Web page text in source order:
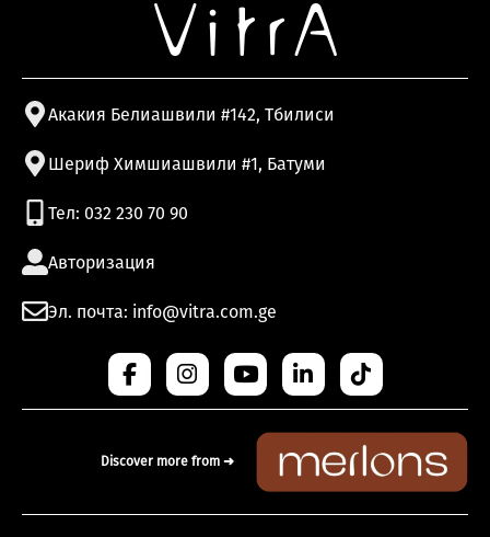
Акакия Белиашвили #142, Тбилиси
Шериф Химшиашвили #1, Батуми
Тел: 032 230 70 90
Авторизация
Эл. почта: info@vitra.com.ge
Discover more from ➜